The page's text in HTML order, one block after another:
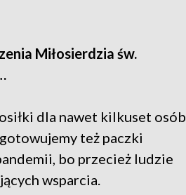
Miłosierdzia św.
dla nawet kilkuset osób
też paczki
bo przecież ludzie
wsparcia.